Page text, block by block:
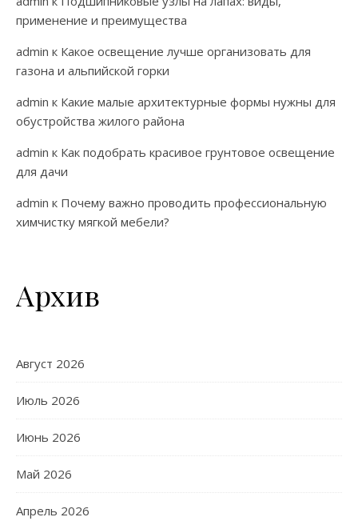
применение и преимущества
admin к Какое освещение лучше организовать для
газона и альпийской горки
admin к Какие малые архитектурные формы нужны для
обустройства жилого района
admin к Как подобрать красивое грунтовое освещение
для дачи
admin к Почему важно проводить профессиональную
химчистку мягкой мебели?
Архив
Август 2026
Июль 2026
Июнь 2026
Май 2026
Апрель 2026